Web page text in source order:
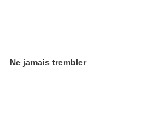
Ne jamais trembler